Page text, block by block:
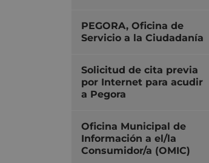
PEGORA, Oficina de
Servicio a la Ciudadanía
Solicitud de cita previa
por Internet para acudir
a Pegora
Oficina Municipal de
Información a el/la
Consumidor/a (OMIC)